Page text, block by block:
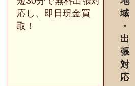
応し、即日現金買
取！
域
・
出
張
対
応